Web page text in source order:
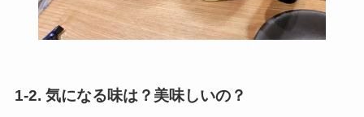
1-2. 気になる味は？美味しいの？